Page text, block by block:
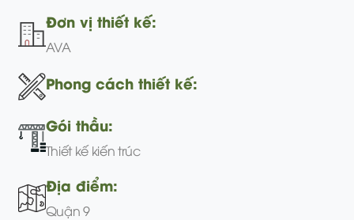
Đơn vị thiết kế:
AVA
Phong cách thiết kế:
Gói thầu:
Thiết kế kiến trúc
Địa điểm:
Quận 9